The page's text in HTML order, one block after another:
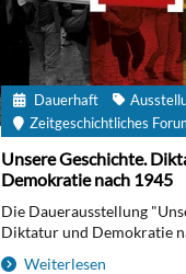
Dauerhaft
Zeitgeschichtliches
Unsere Geschichte.
Demokratie nach 1945
Die Dauerausstellung
Diktatur und Demokratie
Weiterlesen